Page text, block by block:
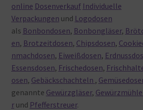
online Dosenverkauf Individuelle
Verpackungen und Logodosen
als Bonbondosen, Bonbongläser,
en, Brotzeitdosen, Chipsdosen,
nmachdosen, Eiweißdosen,
Essensdosen, Frischedosen,
osen, Gebäckschachteln ,
genannte Gewürzgläser,
rund Pfefferstreuer.